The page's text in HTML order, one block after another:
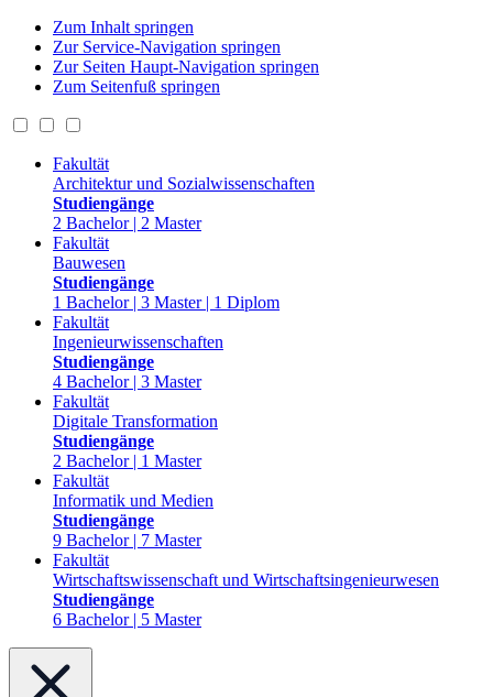
Zum Inhalt springen
Zur Service-Navigation springen
Zur Seiten Haupt-Navigation springen
Zum Seitenfuß springen
Fakultät
Architektur und Sozialwissenschaften
Studiengänge
2 Bachelor | 2 Master
Fakultät
Bauwesen
Studiengänge
1 Bachelor | 3 Master | 1 Diplom
Fakultät
Ingenieurwissenschaften
Studiengänge
4 Bachelor | 3 Master
Fakultät
Digitale Transformation
Studiengänge
2 Bachelor | 1 Master
Fakultät
Informatik und Medien
Studiengänge
9 Bachelor | 7 Master
Fakultät
Wirtschaftswissenschaft und Wirtschaftsingenieurwesen
Studiengänge
6 Bachelor | 5 Master